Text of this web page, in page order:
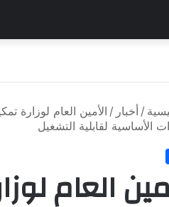
/ أخبار /
الأساسية لقابلية التشغيل
العام